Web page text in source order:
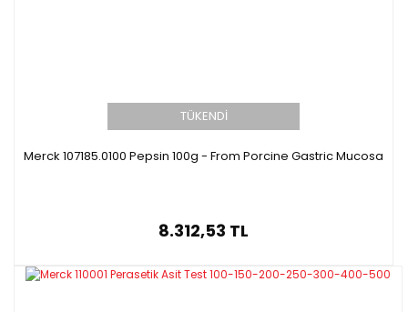
TÜKENDİ
Merck 107185.0100 Pepsin 100g - From Porcine Gastric Mucosa
8.312,53 TL